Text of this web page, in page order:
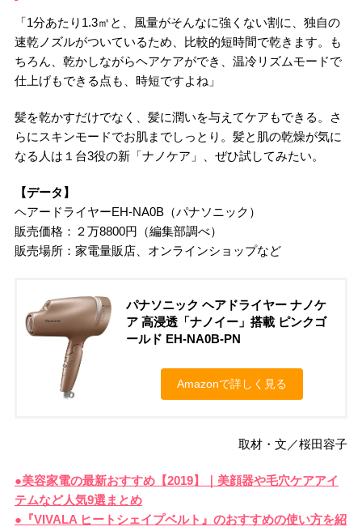
「1分あたり1.3㎥と、風量がそんなに強くない割に、独自の
速乾ノズルがついているため、比較的短時間で乾きます。も
ちろん、乾かしながらヘアケアができ、温冷リズムモードで
仕上げもできる点も、時短ですよね」
髪を乾かすだけでなく、髪に潤いを与えてケアもできる。さ
らにスキンモードでお肌までしっとり。髪と肌の乾燥が気に
なる人は１台3役の新「ナノケア」、ぜひ試してみたい。
【データ】
ヘアードライヤーEH-NA0B（パナソニック）
販売価格：２万8800円（編集部調べ）
販売場所：家電量販店、オンラインショップなど
パナソニック ヘアドライヤー ナノケ
ア 高浸透「ナノイー」搭載 ピンクゴ
ールド EH-NA0B-PN
Amazonで詳しく見る
取材・文／桜田容子
●美容家電の最新おすすめ【2019】｜美顔器や毛穴ケアアイ
テムなど人気9選まとめ
●『VIVALA ヒートシェイプベルト』のおすすめの使い方を紹